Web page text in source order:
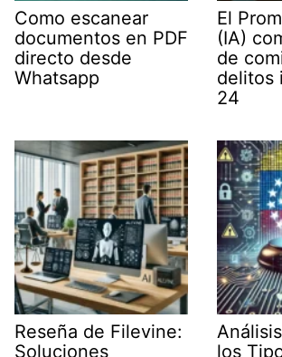
Como escanear
documentos en PDF
directo desde
Whatsapp
El
(IA)
de
delitos
24
Reseña de Filevine:
Soluciones
los